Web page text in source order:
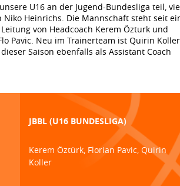
U16 an der Jugend-Bundesliga teil,
Niko Heinrichs. Die Mannschaft steht seit
von Headcoach Kerem Özturk und
Pavic. Neu im Trainerteam ist Quirin Koller,
Saison ebenfalls als Assistant Coach
JBBL (U16 BUNDESLIGA)
Kerem Öztürk, Florian Pavic, Quirin
Koller